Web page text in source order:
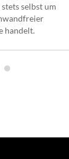
selbst um
handelt.